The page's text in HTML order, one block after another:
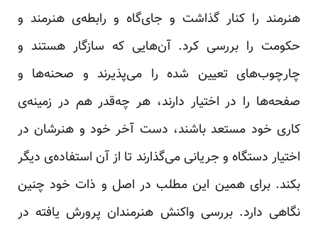
هنرمند را کنار گذاشت و جای‌گاه و رابطه‌ی هنرمند و
حکومت را بررسی کرد. آن‌هایی که سازگار هستند و
چارچوب‌های تعیین شده را می‌پذیرند و صحنه‌ها و
صفحه‌ها را در اختیار دارند، هر چه‌قدر هم در زمینه‌ی
کاری خود مستعد باشند، دست آخر خود و هنرشان در
اختیار دستگاه و جریانی می‌گذارند تا از آن استفاده‌ی دیگر
بکند. برای همین این مطلب در اصل و ذات خود چنین
نگاهی دارد. بررسی واکنش هنرمندان پرورش یافته در